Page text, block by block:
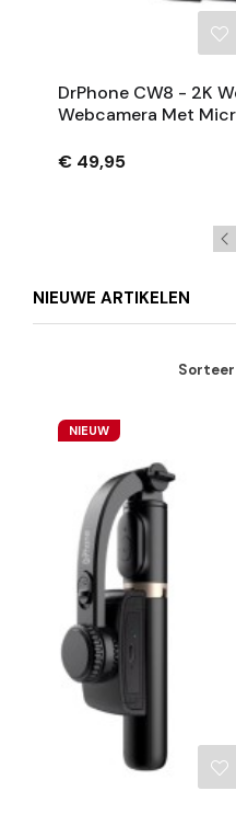
DrPhone CW8 - 2K
Webcamera Met
Kijkhoek - 5MP – Zwart
€ 49,95
NIEUWE ARTIKELEN
NIEUW